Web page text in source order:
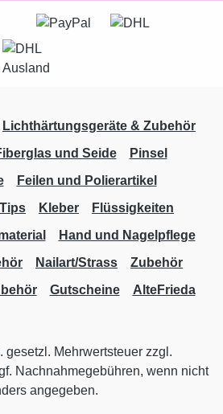
Lichthärtungsgeräte & Zubehör
und Seide
Pinsel
Feilen und Polierartikel
Tips Kleber
Flüssigkeiten
Hand und Nagelpflege
Nailart/Strass
Zubehör
Gutscheine AlteFrieda
gesetzl. Mehrwertsteuer zzgl.
Nachnahmegebühren, wenn nicht
angegeben.